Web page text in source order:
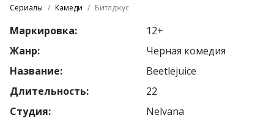
Сериалы Камеди Битлджус
Маркировка:
12+
Жанр:
Черная комедия
Название:
Beetlejuice
Длительность:
22
Студия:
Nelvana